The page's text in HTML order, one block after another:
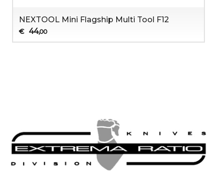
NEXTOOL Mini Flagship Multi Tool F12
€ 44,00